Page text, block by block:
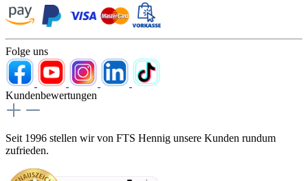
Folge uns
Kundenbewertungen
Seit 1996 stellen wir von FTS Hennig unsere Kunden rundum
zufrieden.